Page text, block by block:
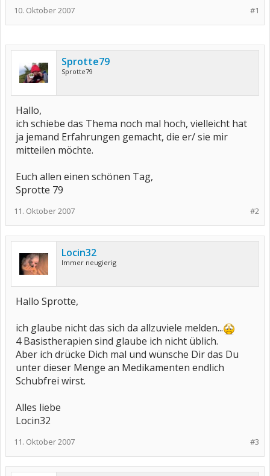
#1
10. Oktober 2007
Sprotte79
Sprotte79
Hallo,
ich schiebe das Thema noch mal hoch, vielleicht hat
ja jemand Erfahrungen gemacht, die er/ sie mir
mitteilen möchte.
Euch allen einen schönen Tag,
Sprotte 79
#2
11. Oktober 2007
Locin32
Immer neugierig
Hallo Sprotte,
ich glaube nicht das sich da allzuviele melden...
4 Basistherapien sind glaube ich nicht üblich.
Aber ich drücke Dich mal und wünsche Dir das Du
unter dieser Menge an Medikamenten endlich
Schubfrei wirst.
Alles liebe
Locin32
#3
11. Oktober 2007